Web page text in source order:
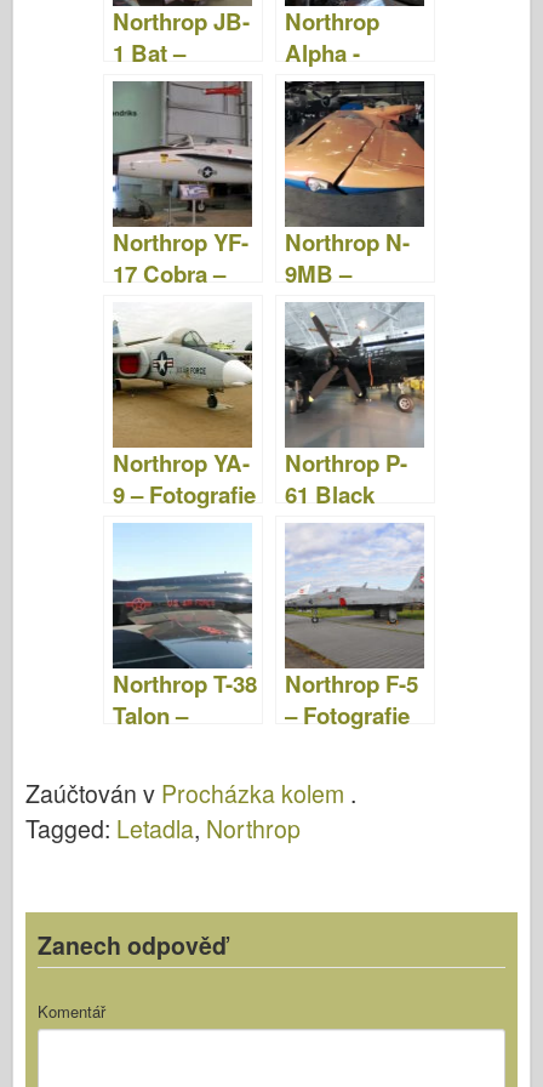
Northrop JB-
1 Bat –
Fotografie a
videa
Northrop
Alpha -
Fotografie a
video
Northrop YF-
17 Cobra –
Fotografie a
video
Northrop N-
9MB –
Fotografie &
Video
Northrop YA-
9 – Fotografie
a video
Northrop P-
61 Black
Widow –
fotografie a
video
Northrop T-38
Talon –
Video
Northrop F-5
– Fotografie
Zaúčtován v Procházka kolem .
Tagged: Letadla, Northrop
Zanech odpověď
Komentář